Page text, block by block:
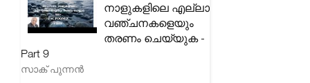
നാളുകളിലെ എല്ലാ
വഞ്ചനകളെയും
തരണം ചെയ്യുക -
Part 9
സാക് പുന്നൻ